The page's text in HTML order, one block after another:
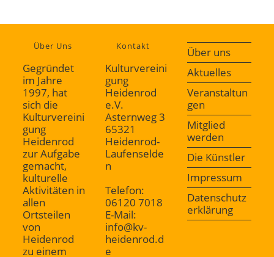
Über Uns
Gegründet
im Jahre
1997, hat
sich die
Kulturvereini
gung
Heidenrod
zur Aufgabe
gemacht,
kulturelle
Aktivitäten in
allen
Ortsteilen
von
Heidenrod
zu einem
Kontakt
Kulturvereini
gung
Heidenrod
e.V.
Asternweg 3
65321
Heidenrod-
Laufenselde
n
Telefon:
06120 7018
E-Mail:
info@kv-
heidenrod.d
e
Über uns
Aktuelles
Veranstaltun
gen
Mitglied
werden
Die Künstler
Impressum
Datenschutz
erklärung